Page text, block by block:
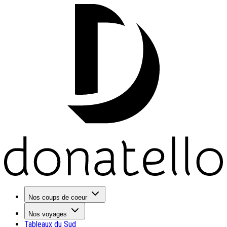
Nos coups de coeur
Nos voyages
Tableaux du Sud